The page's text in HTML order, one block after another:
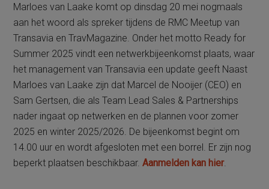
Marloes van Laake komt op dinsdag 20 mei nogmaals
aan het woord als spreker tijdens de RMC Meetup van
Transavia en TravMagazine. Onder het motto Ready for
Summer 2025 vindt een netwerkbijeenkomst plaats, waar
het management van Transavia een update geeft Naast
Marloes van Laake zijn dat Marcel de Nooijer (CEO) en
Sam Gertsen, die als Team Lead Sales & Partnerships
nader ingaat op netwerken en de plannen voor zomer
2025 en winter 2025/2026. De bijeenkomst begint om
14.00 uur en wordt afgesloten met een borrel. Er zijn nog
beperkt plaatsen beschikbaar.Aanmelden kan hier.